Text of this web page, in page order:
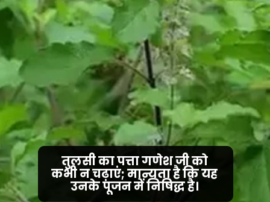
तुलसी का पत्ता गणेश जी को
कभी न चढ़ाएं; मान्यता है कि यह